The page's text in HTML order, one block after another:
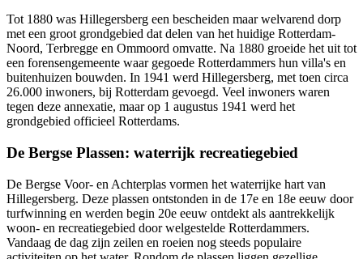
Tot 1880 was Hillegersberg een bescheiden maar welvarend dorp
met een groot grondgebied dat delen van het huidige Rotterdam-
Noord, Terbregge en Ommoord omvatte. Na 1880 groeide het uit tot
een forensengemeente waar gegoede Rotterdammers hun villa's en
buitenhuizen bouwden. In 1941 werd Hillegersberg, met toen circa
26.000 inwoners, bij Rotterdam gevoegd. Veel inwoners waren
tegen deze annexatie, maar op 1 augustus 1941 werd het
grondgebied officieel Rotterdams.
De Bergse Plassen: waterrijk recreatiegebied
De Bergse Voor- en Achterplas vormen het waterrijke hart van
Hillegersberg. Deze plassen ontstonden in de 17e en 18e eeuw door
turfwinning en werden begin 20e eeuw ontdekt als aantrekkelijk
woon- en recreatiegebied door welgestelde Rotterdammers.
Vandaag de dag zijn zeilen en roeien nog steeds populaire